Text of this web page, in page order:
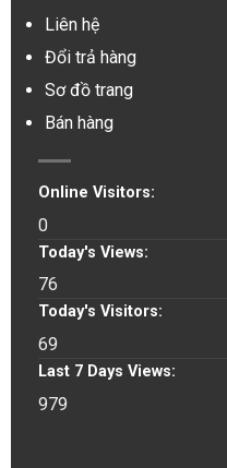
Liên hệ
Đổi trả hàng
Sơ đồ trang
Bán hàng
Online Visitors:
0
Today's Views:
76
Today's Visitors:
69
Last 7 Days Views:
979